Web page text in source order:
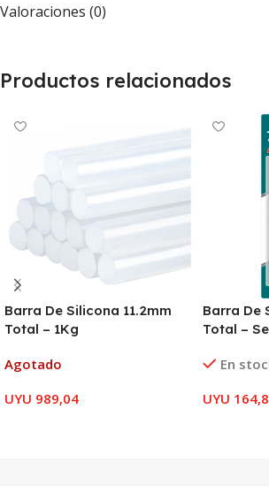
Valoraciones (0)
Productos relacionados
Barra De Silicona 11.2mm
Total – 1Kg
Agotado
UYU 989,04
Barra De
Total –
En
UYU